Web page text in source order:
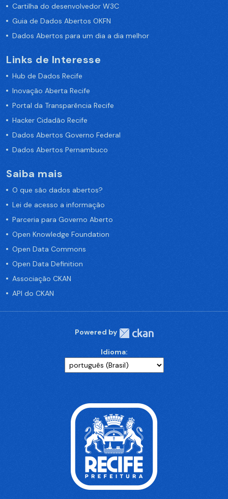
Cartilha do desenvolvedor W3C
Guia de Dados Abertos OKFN
Dados Abertos para um dia a dia melhor
Links de Interesse
Hub de Dados Recife
Inovação Aberta Recife
Portal da Transparência Recife
Hacker Cidadão Recife
Dados Abertos Governo Federal
Dados Abertos Pernambuco
Saiba mais
O que são dados abertos?
Lei de acesso a informação
Parceria para Governo Aberto
Open Knowledge Foundation
Open Data Commons
Open Data Definition
Associação CKAN
API do CKAN
Powered by
Idioma